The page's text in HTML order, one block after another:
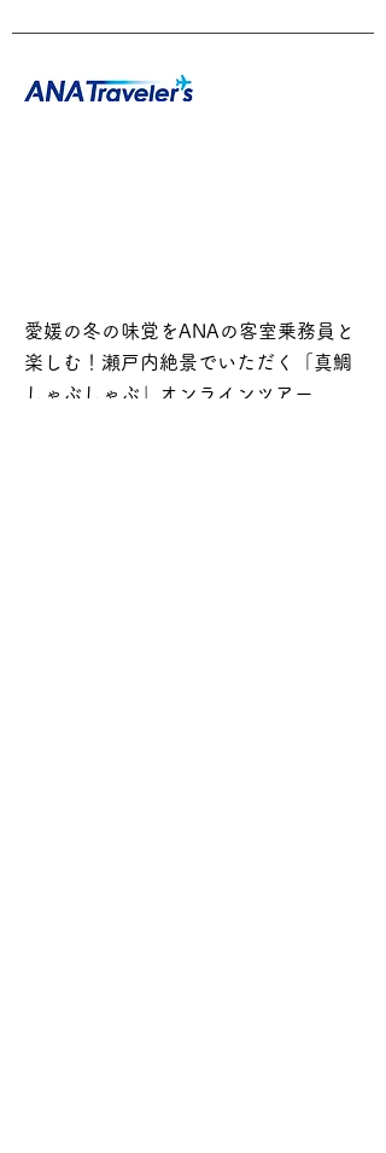
愛媛の冬の味覚をANAの客室乗務員と
楽しむ！瀬戸内絶景でいただく「真鯛
しゃぶしゃぶ」オンラインツアー